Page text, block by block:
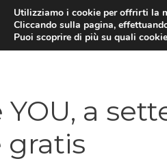
YOU, a
gratis
Utilizziamo i cookie per offrirti la
Cliccando sulla pagina,
Puoi scoprire di più su quali